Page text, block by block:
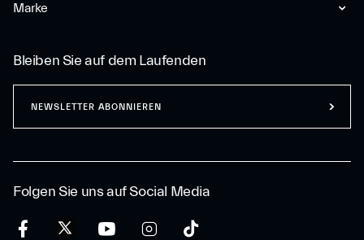
Marke
Folgen Sie uns auf Social Media
Bleiben Sie auf dem Laufenden
NEWSLETTER ABONNIEREN